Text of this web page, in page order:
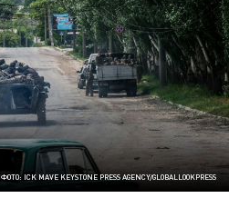
ФОТО: ICK MAVE KEYSTONE PRESS AGENCY/GLOBALLOOKPRESS